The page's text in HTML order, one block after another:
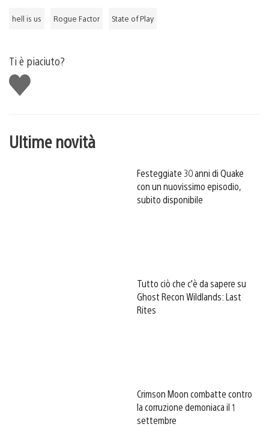
hell is us Rogue Factor State of Play
Ti è piaciuto?
Mi
piace
Ultime novità
Festeggiate 30 anni di Quake
con un nuovissimo episodio,
subito disponibile
Tutto ciò che c’è da sapere su
Ghost Recon Wildlands: Last
Rites
Crimson Moon combatte contro
la corruzione demoniaca il 1
settembre